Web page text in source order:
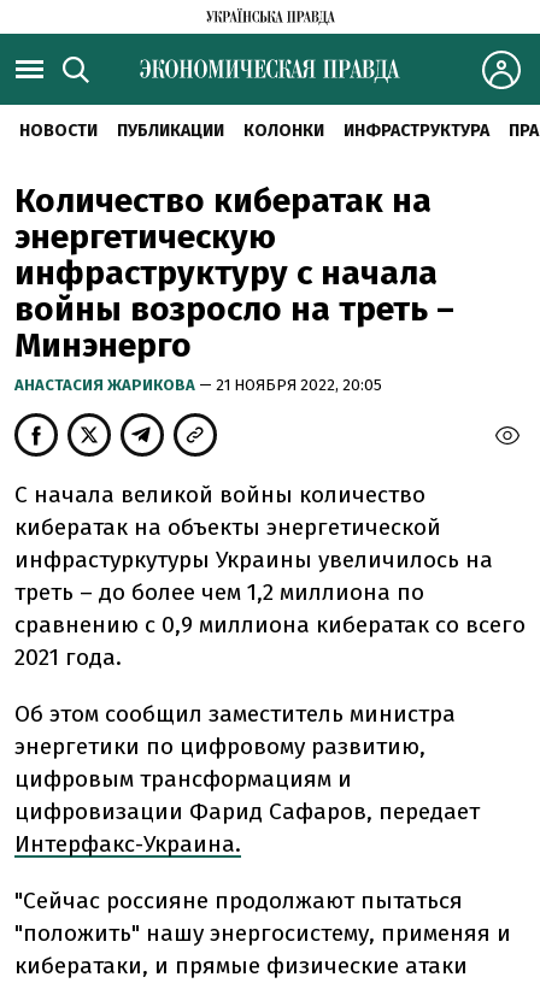
НОВОСТИ ПУБЛИКАЦИИ КОЛОНКИ ИНФРАСТРУКТУРА
Количество кибератак на
энергетическую
инфраструктуру с начала
войны возросло на треть –
Минэнерго
АНАСТАСИЯ ЖАРИКОВА — 21 НОЯБРЯ 2022, 20:05
С начала великой войны количество
кибератак на объекты энергетической
инфрастуркутуры Украины увеличилось на
треть – до более чем 1,2 миллиона по
сравнению с 0,9 миллиона кибератак со всего
2021 года.
Об этом сообщил заместитель министра
энергетики по цифровому развитию,
цифровым трансформациям и
цифровизации Фарид Сафаров, передает
Интерфакс-Украина.
"Сейчас россияне продолжают пытаться
"положить" нашу энергосистему, применяя и
кибератаки, и прямые физические атаки